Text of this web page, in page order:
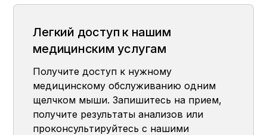
Легкий доступ к нашим
медицинским услугам
Получите доступ к нужному
медицинскому обслуживанию одним
щелчком мыши. Запишитесь на прием,
получите результаты анализов или
проконсультируйтесь с нашими